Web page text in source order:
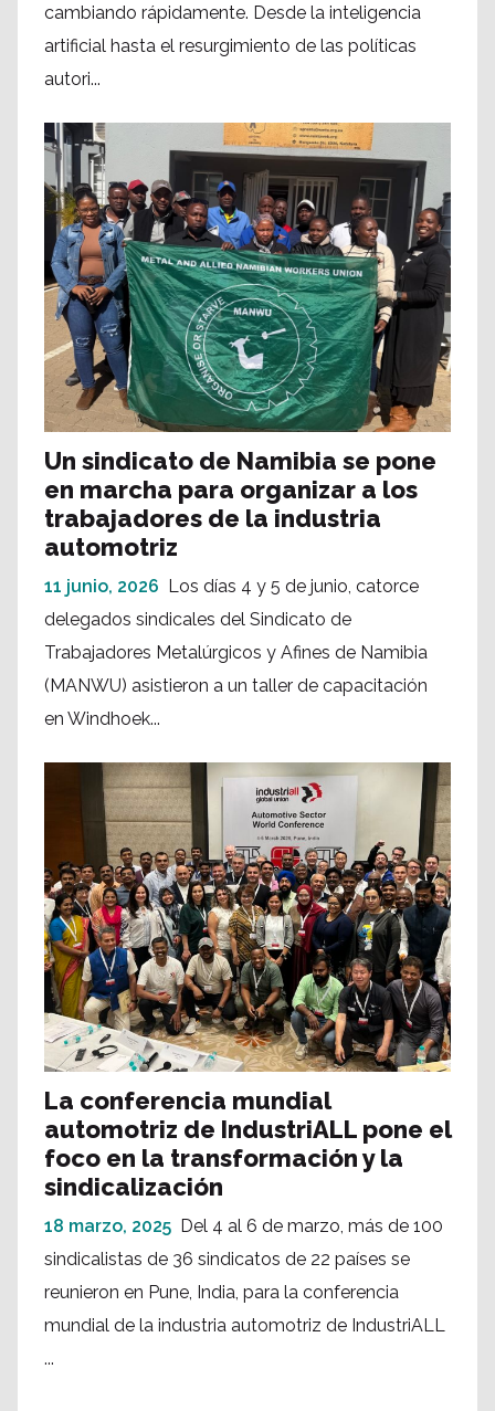
cambiando rápidamente. Desde la inteligencia
artificial hasta el resurgimiento de las políticas
autori...
Un sindicato de Namibia se pone
en marcha para organizar a los
trabajadores de la industria
automotriz
11 junio, 2026 Los días 4 y 5 de junio, catorce
delegados sindicales del Sindicato de
Trabajadores Metalúrgicos y Afines de Namibia
(MANWU) asistieron a un taller de capacitación
en Windhoek...
La conferencia mundial
automotriz de IndustriALL pone el
foco en la transformación y la
sindicalización
18 marzo, 2025 Del 4 al 6 de marzo, más de 100
sindicalistas de 36 sindicatos de 22 países se
reunieron en Pune, India, para la conferencia
mundial de la industria automotriz de IndustriALL
...